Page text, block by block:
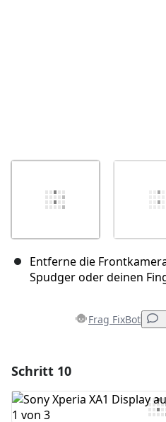
Entferne die
Spudger oder deinen
Frag FixBot
Kommentar
Schritt 10